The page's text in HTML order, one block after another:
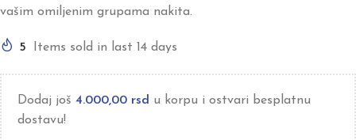
vašim omiljenim grupama nakita.
5 Items sold in last 14 days
Dodaj još 4.000,00 rsd u korpu i ostvari besplatnu
dostavu!